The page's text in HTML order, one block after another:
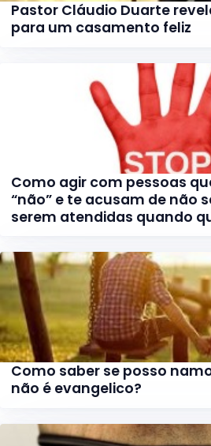
Pastor Cláudio Duarte
para um casamento feliz
Como agir com pessoas
“não” e te acusam de não
serem atendidas quando
Como saber se posso
não é evangelico?